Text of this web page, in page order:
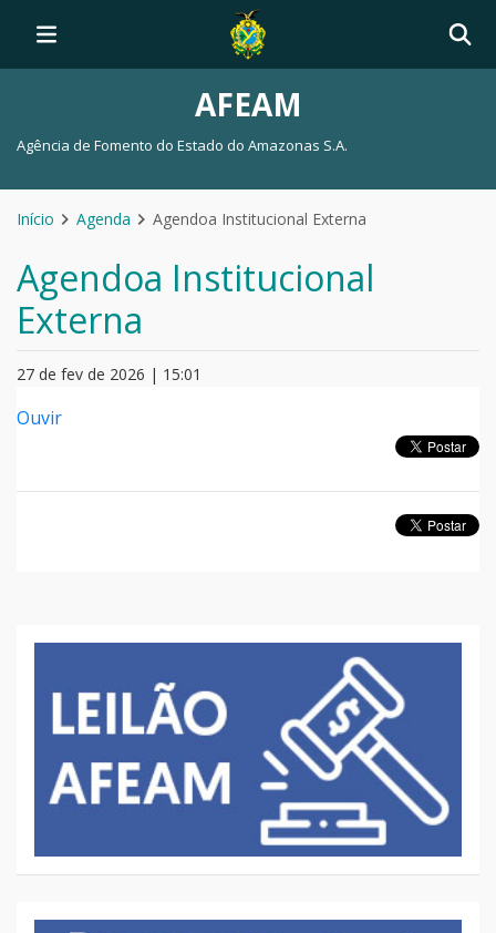
AFEAM
Agência de Fomento do Estado do Amazonas S.A.
Início Agenda Agendoa Institucional Externa
Agendoa Institucional
Externa
27 de fev de 2026 | 15:01
Ouvir